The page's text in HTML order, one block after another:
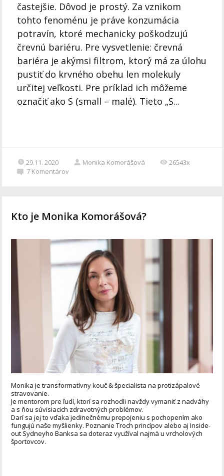
častejšie. Dôvod je prostý. Za vznikom
tohto fenoménu je práve konzumácia
potravín, ktoré mechanicky poškodzujú
črevnú bariéru. Pre vysvetlenie: črevná
bariéra je akýmsi filtrom, ktorý má za úlohu
pustiť do krvného obehu len molekuly
určitej veľkosti. Pre príklad ich môžeme
označiť ako S (small – malé). Tieto „S...
29.11. 2020 Monika Komorášová
26543x
7 Komentárov
Kto je Monika Komorášová?
Monika je transformatívny kouč & špecialista na protizápalové
stravovanie.
Je mentorom pre ľudí, ktorí sa rozhodli navždy vymaniť z nadváhy
a s ňou súvisiacich zdravotných problémov.
Darí sa jej to vďaka jedinečnému prepojeniu s pochopením ako
fungujú naše myšlienky. Poznanie Troch princípov alebo aj Inside-
out Sydneyho Banksa sa doteraz využíval najmä u vrcholových
športovcov.